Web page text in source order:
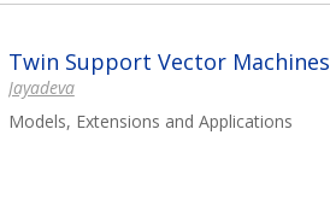
Twin Support Vector Machines
Jayadeva
Models, Extensions and Applications